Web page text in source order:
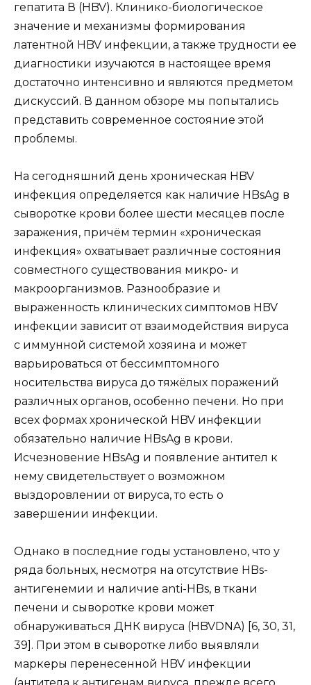
гепатита В (HBV). Клинико-биологическое
значение и механизмы формирования
латентной HBV инфекции, а также трудности ее
диагностики изучаются в настоящее время
достаточно интенсивно и являются предметом
дискуссий. В данном обзоре мы попытались
представить современное состояние этой
проблемы.
На сегодняшний день хроническая HBV
инфекция определяется как наличие HBsAg в
сыворотке крови более шести месяцев после
заражения, причём термин «хроническая
инфекция» охватывает различные состояния
совместного существования микро- и
макроорганизмов. Разнообразие и
выраженность клинических симптомов HBV
инфекции зависит от взаимодействия вируса
с иммунной системой хозяина и может
варьироваться от бессимптомного
носительства вируса до тяжёлых поражений
различных органов, особенно печени. Но при
всех формах хронической HBV инфекции
обязательно наличие HBsAg в крови.
Исчезновение HBsAg и появление антител к
нему свидетельствует о возможном
выздоровлении от вируса, то есть о
завершении инфекции.
Однако в последние годы установлено, что у
ряда больных, несмотря на отсутствие HBs-
антигенемии и наличие anti-HBs, в ткани
печени и сыворотке крови может
обнаруживаться ДНК вируса (HBVDNA) [6, 30, 31,
39]. При этом в сыворотке либо выявляли
маркеры перенесенной HBV инфекции